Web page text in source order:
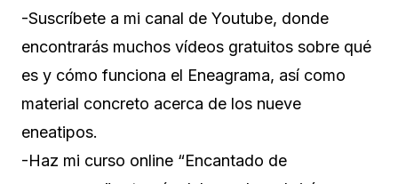
-Suscríbete a mi canal de Youtube, donde
encontrarás muchos vídeos gratuitos sobre qué
es y cómo funciona el Eneagrama, así como
material concreto acerca de los nueve
eneatipos.
-Haz mi curso online “Encantado de